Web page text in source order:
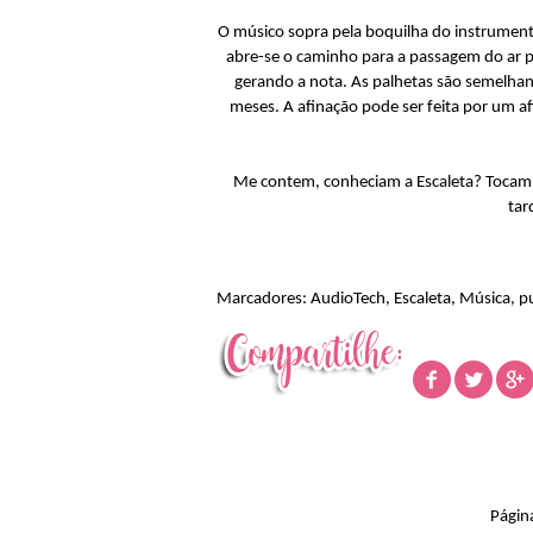
O músico sopra pela boquilha do
abre-se o caminho para a passagem do ar
gerando a nota. As palhetas são
meses. A afinação pode ser feita por um
Me contem, conheciam a Escaleta?
Marcadores: AudioTech, Escaleta, Música,